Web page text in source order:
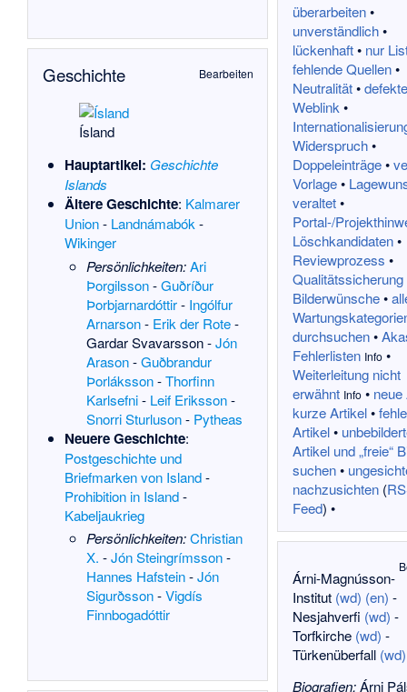
Bearbeiten
Geschichte
Ísland
Hauptartikel: Geschichte
Islands
Ältere Geschichte: Kalmarer
Union- Landnámabók-
Wikinger
Persönlichkeiten: Ari
Þorgilsson-Guðríður
Þorbjarnardóttir- Ingólfur
Arnarson- Erik der Rote-
Gardar Svavarsson-Jón
Arason-Guðbrandur
Þorláksson-Thorfinn
Karlsefni- Leif Eriksson-
Snorri Sturluson- Pytheas
Neuere Geschichte:
Postgeschichte und
Briefmarken von Island-
Prohibition in Island-
Kabeljaukrieg
Persönlichkeiten: Christian
X. -Jón Steingrímsson-
Hannes Hafstein-Jón
Sigurðsson-Vigdís
Finnbogadóttir
überarbeiten•
unverständlich•
lückenhaft• nur
fehlende Quellen•
Neutralität•
Weblink •
Widerspruch•
Doppeleinträge•
Vorlage•
veraltet•
Portal-/
Löschkandidaten•
Reviewprozess •
Qualitätssicherung
Bilderwünsche•
durchsuchen•
Fehlerlisten Info•
Weiterleitung nicht
erwähnt Info• neue
kurze Artikel•
Artikel•
Artikel und „freie“
suchen•
nachzusichten(
Feed) •
Árni-Magnússon-
Institut (wd) (en) -
Nesjahverfi (wd) -
Torfkirche (wd) -
Türkenüberfall (wd)
Biografien: Árni